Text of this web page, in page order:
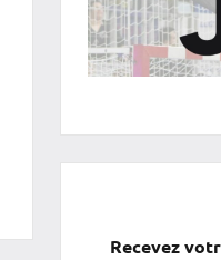
Recevez